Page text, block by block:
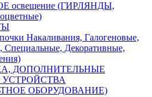
освещение (ГИРЛЯНДЫ,
Накаливания, Галогеновые,
Специальные, Декоративные,
ДОПОЛНИТЕЛЬНЫЕ
ОБОРУДОВАНИЕ)